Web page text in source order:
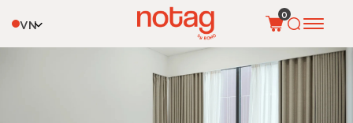
VN
0
chọn nội thất cho căn hộ